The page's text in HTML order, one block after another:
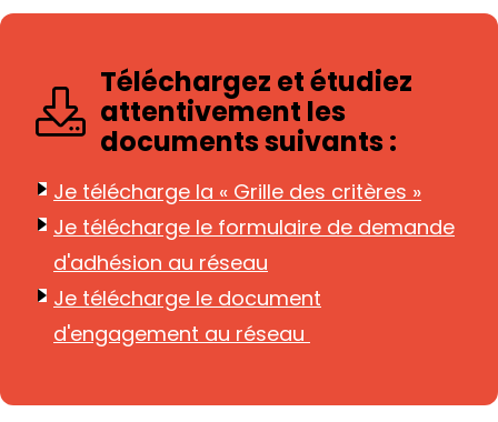
Téléchargez et étudiez
attentivement les
documents suivants :
Je télécharge la « Grille des critères »
Je télécharge le formulaire de demande
d'adhésion au réseau
Je télécharge le document
d'engagement au réseau